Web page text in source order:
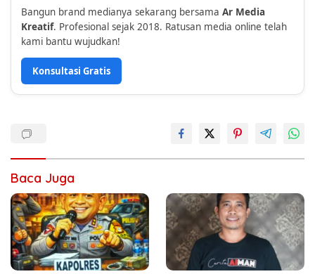
Bangun brand medianya sekarang bersama Ar Media
Kreatif. Profesional sejak 2018. Ratusan media online telah
kami bantu wujudkan!
Konsultasi Gratis
Baca Juga